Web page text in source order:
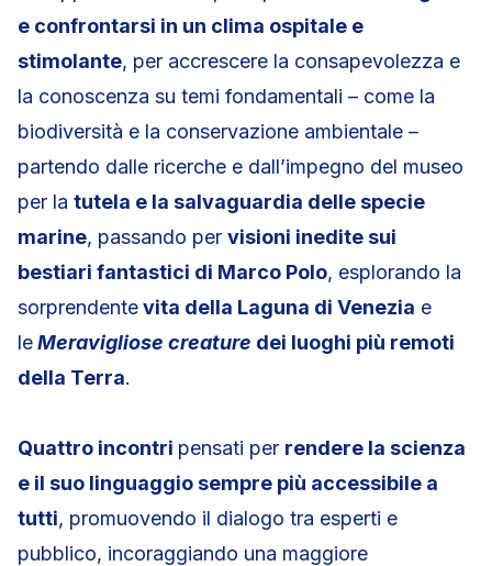
e confrontarsi in un clima ospitale e
stimolante, per accrescere la consapevolezza e
la conoscenza su temi fondamentali – come la
biodiversità e la conservazione ambientale –
partendo dalle ricerche e dall’impegno del museo
per la tutela e la salvaguardia delle specie
marine, passando per visioni inedite sui
bestiari fantastici di Marco Polo, esplorando la
sorprendentevita della Laguna di Venezia e
leMeravigliose creature dei luoghi più remoti
della Terra.
Quattro incontri pensati per rendere la scienza
e il suo linguaggio sempre più accessibile a
tutti, promuovendo il dialogo tra esperti e
pubblico, incoraggiando una maggiore